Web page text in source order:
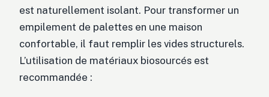
est naturellement isolant. Pour transformer un
empilement de palettes en une maison
confortable, il faut remplir les vides structurels.
L’utilisation de matériaux biosourcés est
recommandée :